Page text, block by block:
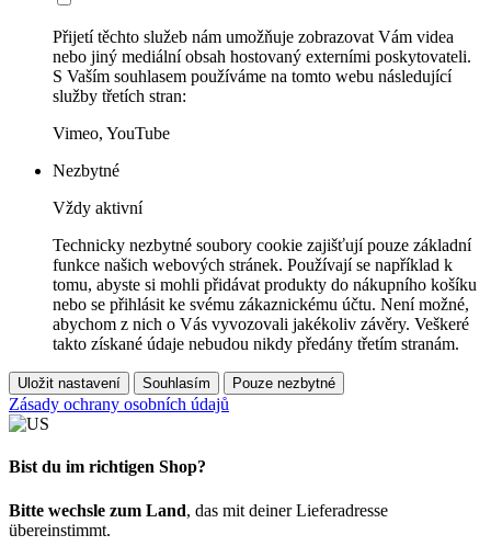
Přijetí těchto služeb nám umožňuje zobrazovat Vám videa
nebo jiný mediální obsah hostovaný externími poskytovateli.
S Vaším souhlasem používáme na tomto webu následující
služby třetích stran:
Vimeo, YouTube
Nezbytné
Vždy aktivní
Technicky nezbytné soubory cookie zajišťují pouze základní
funkce našich webových stránek. Používají se například k
tomu, abyste si mohli přidávat produkty do nákupního košíku
nebo se přihlásit ke svému zákaznickému účtu. Není možné,
abychom z nich o Vás vyvozovali jakékoliv závěry. Veškeré
takto získané údaje nebudou nikdy předány třetím stranám.
Uložit nastavení Souhlasím Pouze nezbytné
Zásady ochrany osobních údajů
Bist du im richtigen Shop?
Bitte wechsle zum Land, das mit deiner Lieferadresse
übereinstimmt.